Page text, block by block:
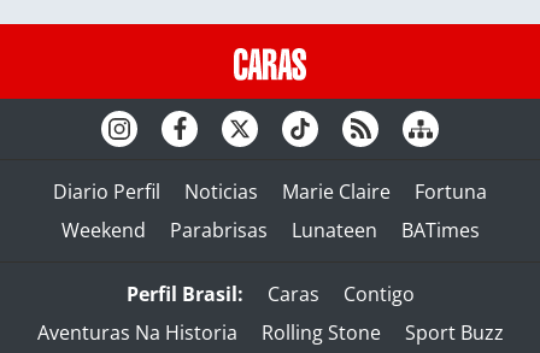
Diario Perfil Noticias Marie Claire
Fortuna
Weekend
Parabrisas Lunateen BATimes
Perfil Brasil: Caras
Contigo
Aventuras Na Historia
Rolling Stone Sport Buzz